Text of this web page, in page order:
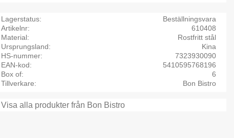
Lagerstatus
Beställningsvara
Artikelnr
610408
Material
Rostfritt stål
Ursprungsland
Kina
HS-nummer
7323930090
EAN-kod
5410595768196
Box of
6
Tillverkare
Bon Bistro
Visa alla produkter från Bon Bistro